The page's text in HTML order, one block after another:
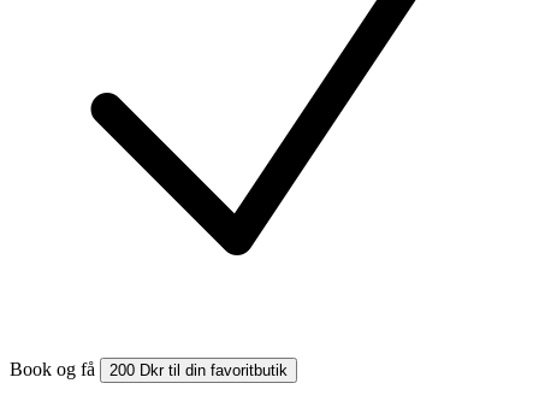
Book og få 200 Dkr til din favoritbutik